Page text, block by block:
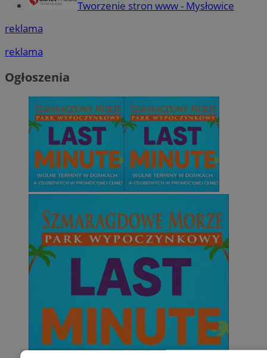
Tworzenie stron www - Mysłowice
reklama
reklama
Ogłoszenia